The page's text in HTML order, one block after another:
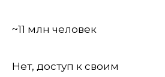
~11 млн человек
Нет, доступ к своим